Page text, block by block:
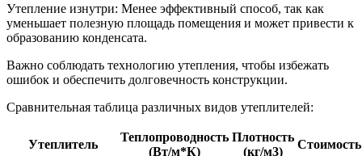
Утепление изнутри: Менее эффективный способ, так как
уменьшает полезную площадь помещения и может привести к
образованию конденсата.
Важно соблюдать технологию утепления, чтобы избежать
ошибок и обеспечить долговечность конструкции.
Сравнительная таблица различных видов утеплителей:
Утеплитель
Теплопроводность
(Вт/м*К)
Плотность
(кг/м3)
Стоимость